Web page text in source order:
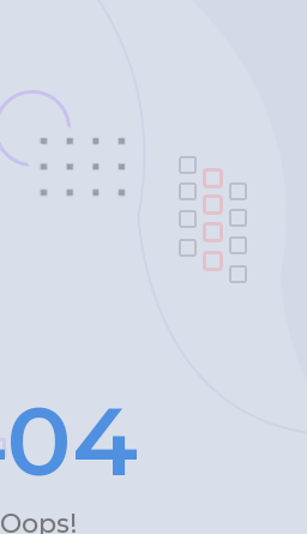
04
Oops!